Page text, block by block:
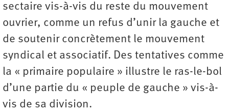
sectaire vis-à-vis du reste du mouvement
ouvrier, comme un refus d’unir la gauche et
de soutenir concrètement le mouvement
syndical et associatif. Des tentatives comme
la « primaire populaire » illustre le ras-le-bol
d’une partie du « peuple de gauche » vis-à-
vis de sa division.